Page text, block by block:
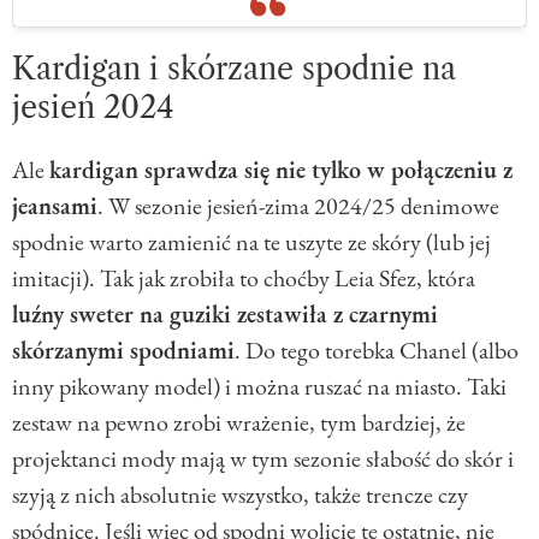
Kardigan i skórzane spodnie na
jesień 2024
Alekardigan sprawdza się nie tylko w połączeniu z
jeansami. W sezonie jesień-zima 2024/25 denimowe
spodnie warto zamienić na te uszyte ze skóry (lub jej
imitacji). Tak jak zrobiła to choćby Leia Sfez, która
luźny sweter na guziki zestawiła z czarnymi
skórzanymi spodniami. Do tego torebka Chanel (albo
inny pikowany model) i można ruszać na miasto. Taki
zestaw na pewno zrobi wrażenie, tym bardziej, że
projektanci mody mają w tym sezonie słabość do skór i
szyją z nich absolutnie wszystko, także trencze czy
spódnice. Jeśli więc od spodni wolicie te ostatnie, nie